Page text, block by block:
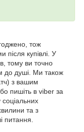
тож
купівлі. У
тому ви точно
до душі. Ми також
з вашим
пишіть в viber за
та з
питання.